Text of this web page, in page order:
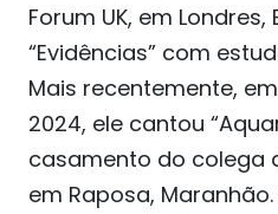
Forum UK, em
“Evidências” com
Mais recentemente,
2024, ele cantou
casamento do colega
em Raposa,